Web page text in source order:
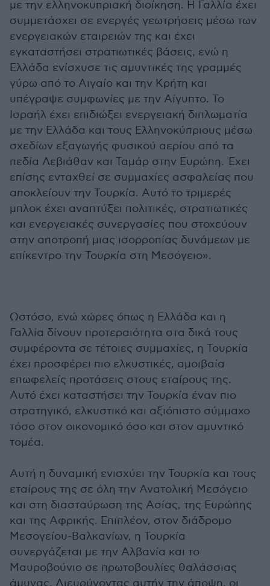
με την ελληνοκυπριακή διοίκηση. Η Γαλλία έχει
συμμετάσχει σε ενεργές γεωτρήσεις μέσω των
ενεργειακών εταιρειών της και έχει
εγκαταστήσει στρατιωτικές βάσεις, ενώ η
Ελλάδα ενίσχυσε τις αμυντικές της γραμμές
γύρω από το Αιγαίο και την Κρήτη και
υπέγραψε συμφωνίες με την Αίγυπτο. Το
Ισραήλ έχει επιδιώξει ενεργειακή διπλωματία
με την Ελλάδα και τους Ελληνοκύπριους μέσω
σχεδίων εξαγωγής φυσικού αερίου από τα
πεδία Λεβιάθαν και Ταμάρ στην Ευρώπη. Έχει
επίσης ενταχθεί σε συμμαχίες ασφαλείας που
αποκλείουν την Τουρκία. Αυτό το τριμερές
μπλοκ έχει αναπτύξει πολιτικές, στρατιωτικές
και ενεργειακές συνεργασίες που στοχεύουν
στην αποτροπή μιας ισορροπίας δυνάμεων με
επίκεντρο την Τουρκία στη Μεσόγειο».
Ωστόσο, ενώ χώρες όπως η Ελλάδα και η
Γαλλία δίνουν προτεραιότητα στα δικά τους
συμφέροντα σε τέτοιες συμμαχίες, η Τουρκία
έχει προσφέρει πιο ελκυστικές, αμοιβαία
επωφελείς προτάσεις στους εταίρους της.
Αυτό έχει καταστήσει την Τουρκία έναν πιο
στρατηγικό, ελκυστικό και αξιόπιστο σύμμαχο
τόσο στον οικονομικό όσο και στον αμυντικό
τομέα.
Αυτή η δυναμική ενισχύει την Τουρκία και τους
εταίρους της σε όλη την Ανατολική Μεσόγειο
και στη διασταύρωση της Ασίας, της Ευρώπης
και της Αφρικής. Επιπλέον, στον διάδρομο
Μεσογείου-Βαλκανίων, η Τουρκία
συνεργάζεται με την Αλβανία και το
Μαυροβούνιο σε πρωτοβουλίες θαλάσσιας
άμυνας. Διευρύνοντας αυτήν την άποψη, οι